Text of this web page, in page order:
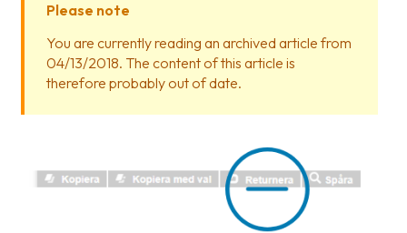
What
Please note
You are currently reading an archived article from
04/13/2018. The content of this article is
therefore probably out of date.